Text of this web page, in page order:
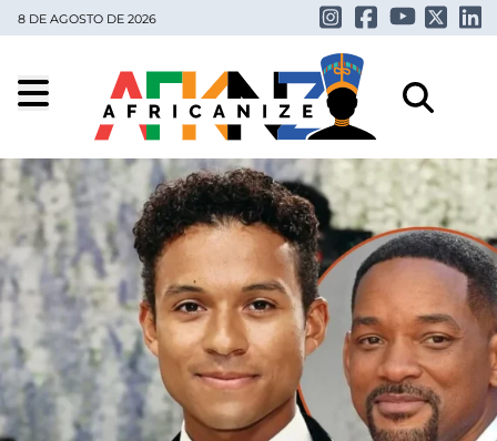
8 DE AGOSTO DE 2026